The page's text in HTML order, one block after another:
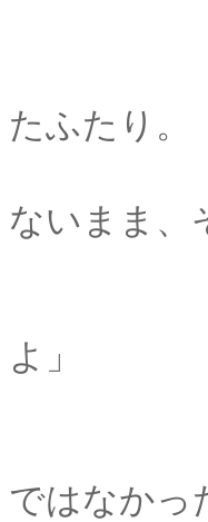
去年の
たふたり。
剣心は
ないまま、
「どう
よ」
「そ
「たと
ではなかっ